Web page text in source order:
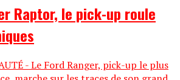
Raptor, le pick-up roule
- Le Ford Ranger, pick-up le plus